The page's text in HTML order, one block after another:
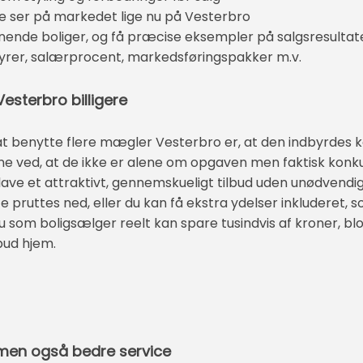
på markedet lige nu på Vesterbro
boliger, og få præcise eksempler på
salærprocent, markedsføringspakker m.v.
billigere
benytte flere mægler Vesterbro er, at den indbyrdes
ved, at de ikke er alene om opgaven men faktisk
et attraktivt, gennemskueligt tilbud uden
ned, eller du kan få ekstra ydelser inkluderet,
som boligsælger reelt kan spare tusindvis af kroner,
hjem.
også bedre service